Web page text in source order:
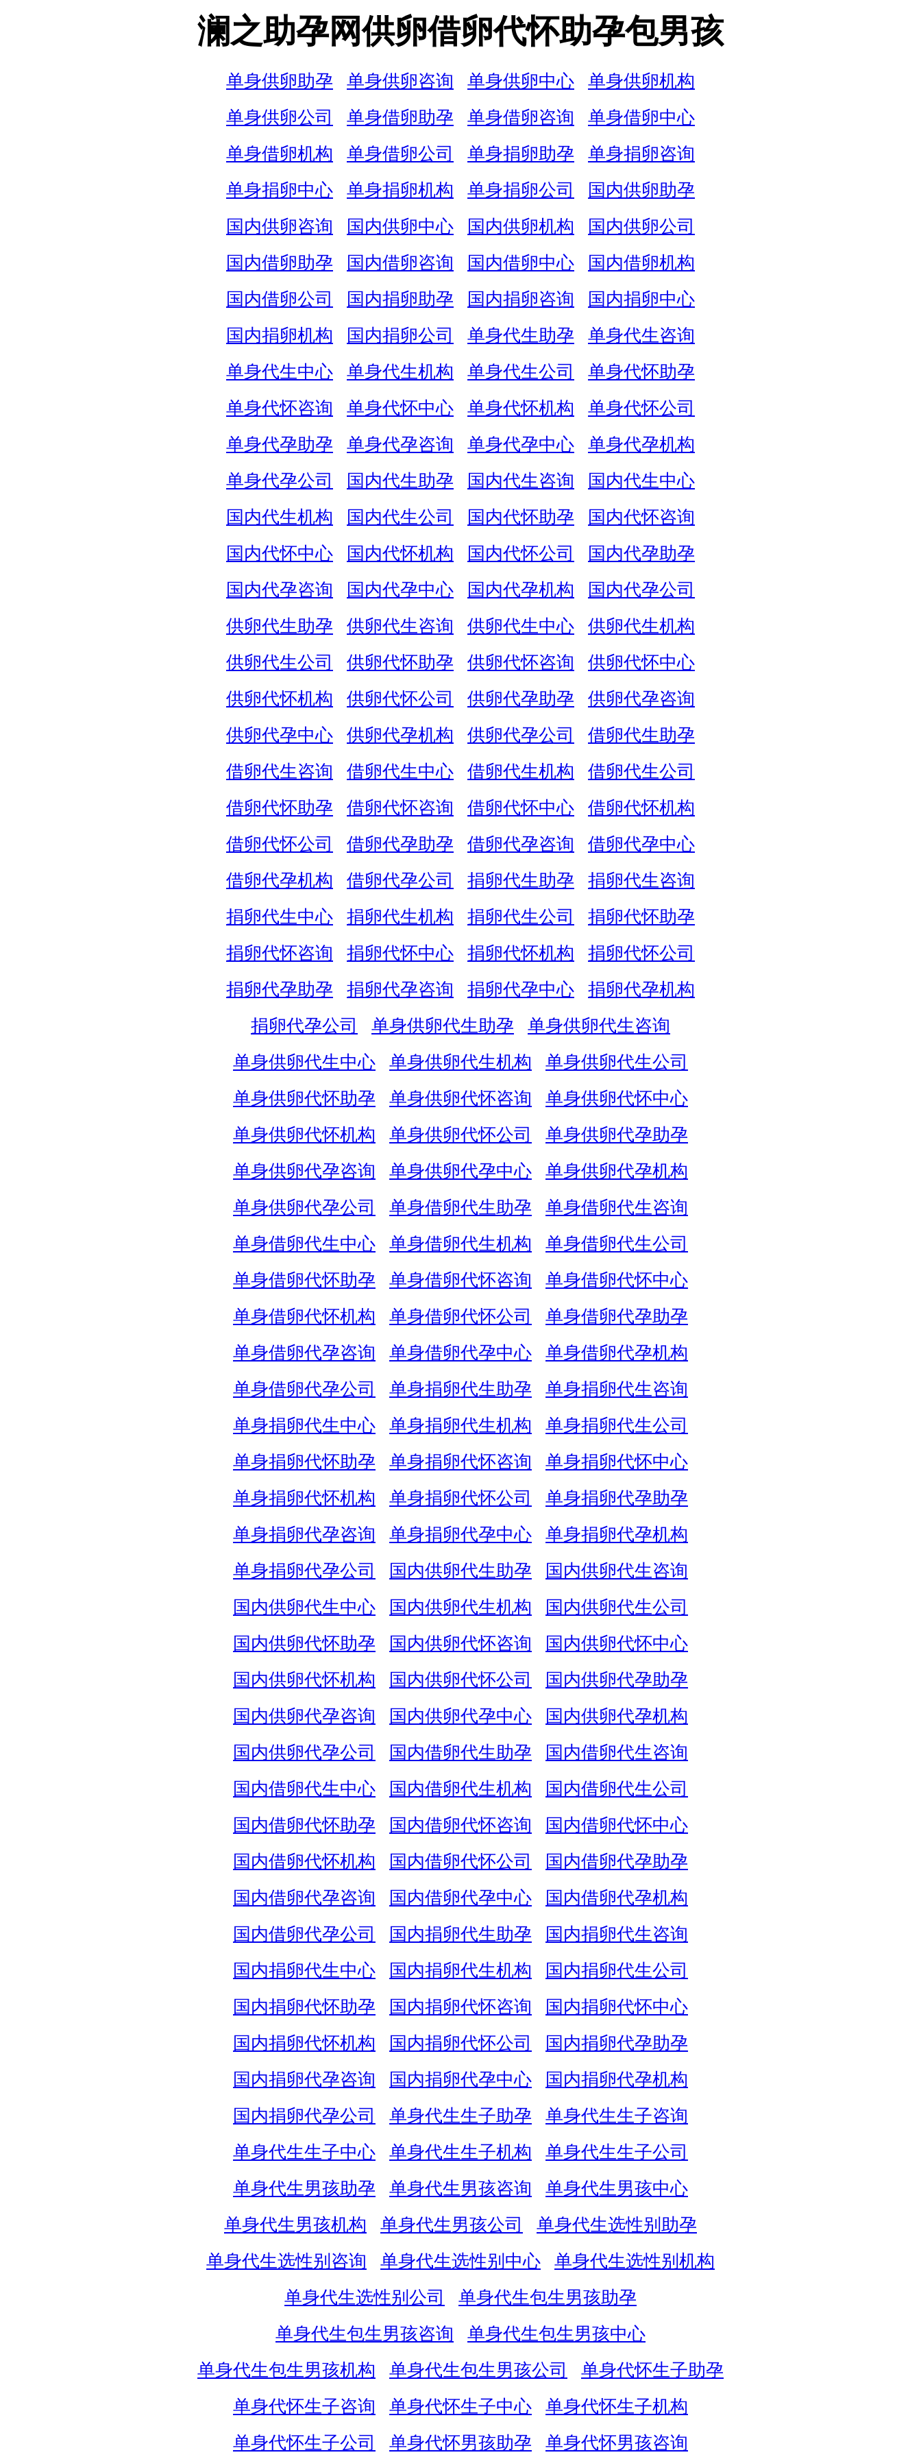
澜之助孕网供卵借卵代怀助孕包男孩
单身供卵助孕 单身供卵咨询 单身供卵中心
单身供卵机构
单身供卵公司
单身借卵助孕 单身借卵咨询
单身借卵中心
单身借卵机构
单身借卵公司 单身捐卵助孕
单身捐卵咨询
单身捐卵中心
单身捐卵机构 单身捐卵公司
国内供卵助孕
国内供卵咨询
国内供卵中心 国内供卵机构
国内供卵公司
国内借卵助孕
国内借卵咨询 国内借卵中心
国内借卵机构
国内借卵公司
国内捐卵助孕 国内捐卵咨询
国内捐卵中心
国内捐卵机构
国内捐卵公司 单身代生助孕
单身代生咨询
单身代生中心
单身代生机构 单身代生公司
单身代怀助孕
单身代怀咨询
单身代怀中心 单身代怀机构
单身代怀公司
单身代孕助孕
单身代孕咨询 单身代孕中心
单身代孕机构
单身代孕公司
国内代生助孕 国内代生咨询
国内代生中心
国内代生机构
国内代生公司 国内代怀助孕
国内代怀咨询
国内代怀中心
国内代怀机构 国内代怀公司
国内代孕助孕
国内代孕咨询
国内代孕中心 国内代孕机构
国内代孕公司
供卵代生助孕
供卵代生咨询 供卵代生中心
供卵代生机构
供卵代生公司
供卵代怀助孕 供卵代怀咨询
供卵代怀中心
供卵代怀机构
供卵代怀公司 供卵代孕助孕
供卵代孕咨询
供卵代孕中心
供卵代孕机构 供卵代孕公司
借卵代生助孕
借卵代生咨询
借卵代生中心 借卵代生机构
借卵代生公司
借卵代怀助孕
借卵代怀咨询 借卵代怀中心
借卵代怀机构
借卵代怀公司
借卵代孕助孕 借卵代孕咨询
借卵代孕中心
借卵代孕机构
借卵代孕公司 捐卵代生助孕
捐卵代生咨询
捐卵代生中心
捐卵代生机构 捐卵代生公司
捐卵代怀助孕
捐卵代怀咨询
捐卵代怀中心 捐卵代怀机构
捐卵代怀公司
捐卵代孕助孕
捐卵代孕咨询 捐卵代孕中心
捐卵代孕机构
捐卵代孕公司
单身供卵代生助孕
单身供卵代生咨询
单身供卵代生中心
单身供卵代生机构
单身供卵代生公司
单身供卵代怀助孕
单身供卵代怀咨询
单身供卵代怀中心
单身供卵代怀机构
单身供卵代怀公司
单身供卵代孕助孕
单身供卵代孕咨询
单身供卵代孕中心
单身供卵代孕机构
单身供卵代孕公司
单身借卵代生助孕
单身借卵代生咨询
单身借卵代生中心
单身借卵代生机构
单身借卵代生公司
单身借卵代怀助孕
单身借卵代怀咨询
单身借卵代怀中心
单身借卵代怀机构
单身借卵代怀公司
单身借卵代孕助孕
单身借卵代孕咨询
单身借卵代孕中心
单身借卵代孕机构
单身借卵代孕公司
单身捐卵代生助孕
单身捐卵代生咨询
单身捐卵代生中心
单身捐卵代生机构
单身捐卵代生公司
单身捐卵代怀助孕
单身捐卵代怀咨询
单身捐卵代怀中心
单身捐卵代怀机构
单身捐卵代怀公司
单身捐卵代孕助孕
单身捐卵代孕咨询
单身捐卵代孕中心
单身捐卵代孕机构
单身捐卵代孕公司
国内供卵代生助孕
国内供卵代生咨询
国内供卵代生中心
国内供卵代生机构
国内供卵代生公司
国内供卵代怀助孕
国内供卵代怀咨询
国内供卵代怀中心
国内供卵代怀机构
国内供卵代怀公司
国内供卵代孕助孕
国内供卵代孕咨询
国内供卵代孕中心
国内供卵代孕机构
国内供卵代孕公司
国内借卵代生助孕
国内借卵代生咨询
国内借卵代生中心
国内借卵代生机构
国内借卵代生公司
国内借卵代怀助孕
国内借卵代怀咨询
国内借卵代怀中心
国内借卵代怀机构
国内借卵代怀公司
国内借卵代孕助孕
国内借卵代孕咨询
国内借卵代孕中心
国内借卵代孕机构
国内借卵代孕公司
国内捐卵代生助孕
国内捐卵代生咨询
国内捐卵代生中心
国内捐卵代生机构
国内捐卵代生公司
国内捐卵代怀助孕
国内捐卵代怀咨询
国内捐卵代怀中心
国内捐卵代怀机构
国内捐卵代怀公司
国内捐卵代孕助孕
国内捐卵代孕咨询
国内捐卵代孕中心
国内捐卵代孕机构
国内捐卵代孕公司
单身代生生子助孕
单身代生生子咨询
单身代生生子中心
单身代生生子机构
单身代生生子公司
单身代生男孩助孕
单身代生男孩咨询
单身代生男孩中心
单身代生男孩机构
单身代生男孩公司
单身代生选性别助孕
单身代生选性别咨询
单身代生选性别中心
单身代生选性别机构
单身代生选性别公司
单身代生包生男孩助孕
单身代生包生男孩咨询
单身代生包生男孩中心
单身代生包生男孩机构
单身代生包生男孩公司
单身代怀生子助孕
单身代怀生子咨询
单身代怀生子中心
单身代怀生子机构
单身代怀生子公司
单身代怀男孩助孕 单身代怀男孩咨询